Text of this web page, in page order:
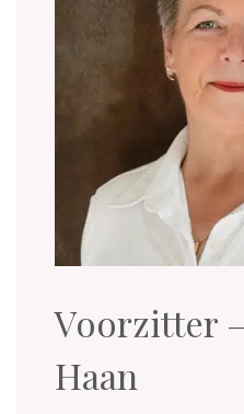
Voorzitter
Haan